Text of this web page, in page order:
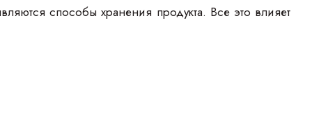
способы хранения продукта. Все это влияет